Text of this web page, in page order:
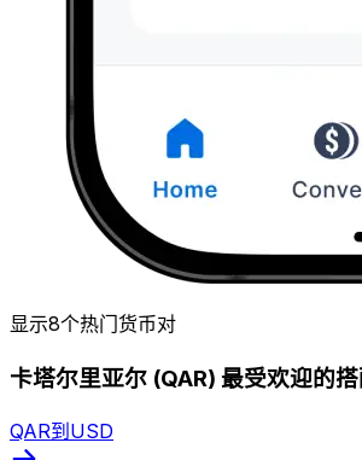
显示8个热门货币对
卡塔尔里亚尔 (QAR) 最受欢迎的
QAR到USD